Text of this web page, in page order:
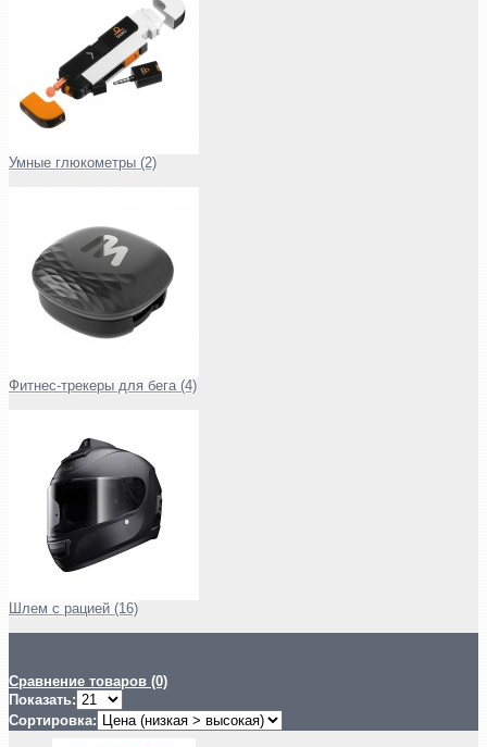
Умные глюкометры (2)
Фитнес-трекеры для бега (4)
Шлем с рацией (16)
Сравнение товаров (0)
Показать:
Сортировка: